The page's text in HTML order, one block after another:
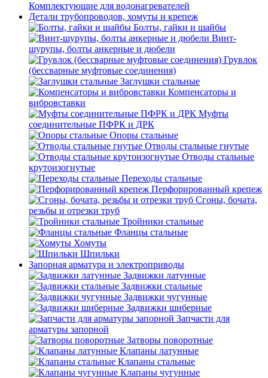
Комплектующие для водонагревателей
Детали трубопроводов, хомуты и крепеж
Болты, гайки и шайбы
Винт-
шурупы, болты анкерные и дюбели
Грувлок
(бессварные муфтовые соединения)
Заглушки стальные
Компенсаторы и
вибровставки
Муфты
соединительные ПФРК и ДРК
Опоры стальные
Отводы стальные гнутые
Отводы стальные
крутоизогнутые
Переходы стальные
Перфорированный крепеж
Сгоны, бочата,
резьбы и отрезки труб
Тройники стальные
Фланцы стальные
Хомуты
Шпильки
Запорная арматура и электроприводы
Задвижки латунные
Задвижки стальные
Задвижки чугунные
Задвижки шиберные
Запчасти для
арматуры запорной
Затворы поворотные
Клапаны латунные
Клапаны стальные
Клапаны чугунные